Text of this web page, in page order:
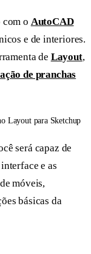
o AutoCAD
e de interiores.
de Layout,
de pranchas
Layout para Sketchup
será capaz de
e as
móveis,
básicas da